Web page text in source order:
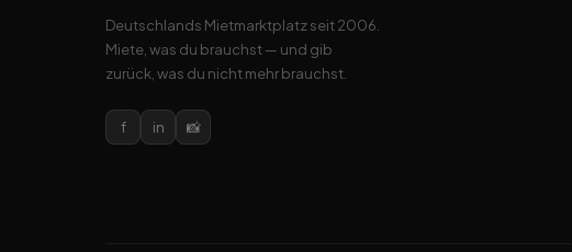
Deutschlands Mietmarktplatz seit 2006.
Miete, was du brauchst — und gib
zurück, was du nicht mehr brauchst.
f in 📸